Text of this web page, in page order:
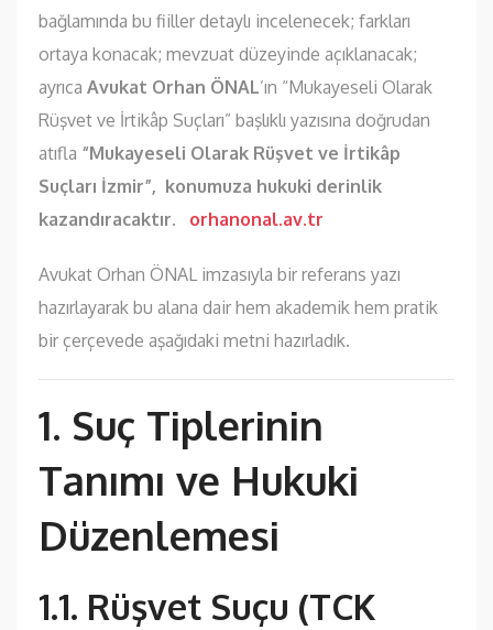
bağlamında bu fiiller detaylı incelenecek; farkları
ortaya konacak; mevzuat düzeyinde açıklanacak;
ayrıca Avukat Orhan ÖNAL’ın “Mukayeseli Olarak
Rüşvet ve İrtikâp Suçları” başlıklı yazısına doğrudan
atıfla “Mukayeseli Olarak Rüşvet ve İrtikâp
Suçları İzmir”, konumuza hukuki derinlik
kazandıracaktır.
orhanonal.av.tr
Avukat Orhan ÖNAL imzasıyla bir referans yazı
hazırlayarak bu alana dair hem akademik hem pratik
bir çerçevede aşağıdaki metni hazırladık.
1. Suç Tiplerinin
Tanımı ve Hukuki
Düzenlemesi
1.1. Rüşvet Suçu (TCK